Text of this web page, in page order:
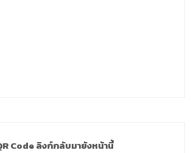
Code ลิงก์กลับมายังหน้านี้